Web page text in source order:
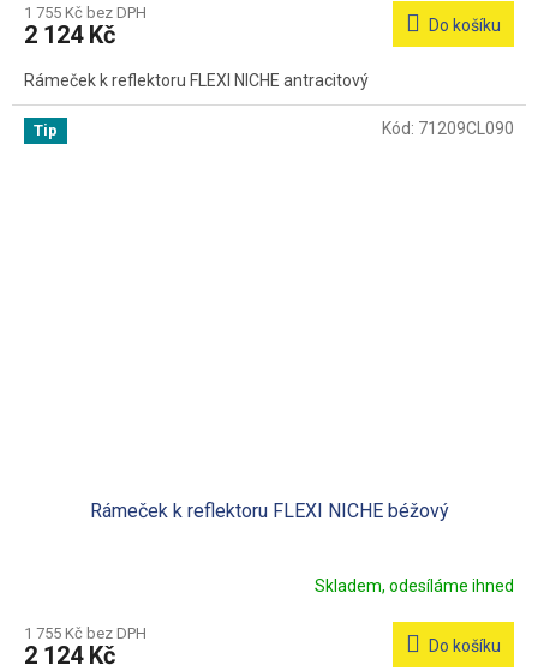
1 755 Kč bez DPH
2 124 Kč Do košíku
Rámeček k reflektoru FLEXI NICHE antracitový
Tip
Rámeček k reflektoru FLEXI NICHE béžový
Skladem, odesíláme ihned
1 755 Kč bez DPH
2 124 Kč Do košíku
Kód: 71209CL090